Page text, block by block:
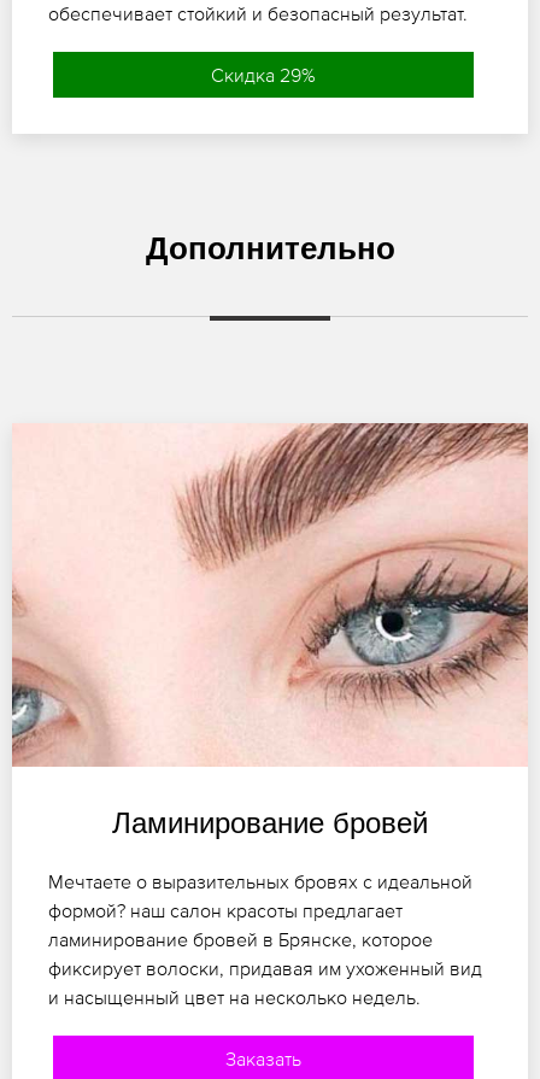
обеспечивает стойкий и безопасный результат.
Скидка 29%
Дополнительно
Ламинирование бровей
Мечтаете о выразительных бровях с идеальной
формой? наш салон красоты предлагает
ламинирование бровей в Брянске, которое
фиксирует волоски, придавая им ухоженный вид
и насыщенный цвет на несколько недель.
Заказать